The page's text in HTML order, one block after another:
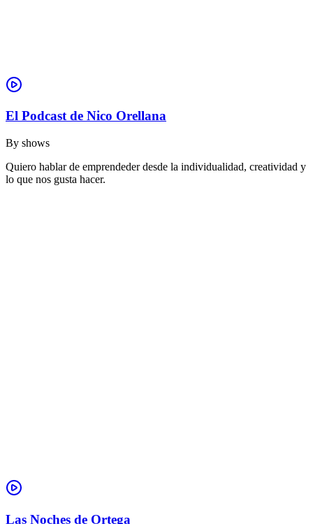
El Podcast de Nico Orellana
By shows
Quiero hablar de emprendeder desde la individualidad, creatividad y
lo que nos gusta hacer.
Las Noches de Ortega